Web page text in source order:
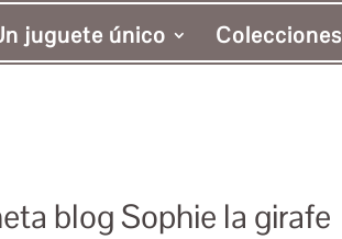
juguete único Colecciones
blog Sophie la girafe